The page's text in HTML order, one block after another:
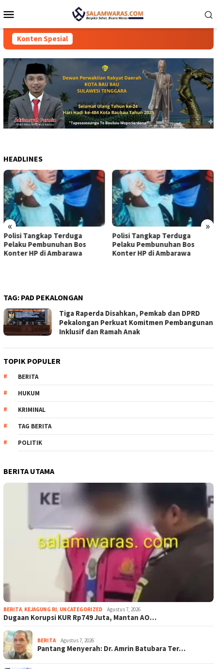
ke
Mobile
Konten Spesial
HEADLINES
« »
Terduga
Pembunuhan Bos
HP di Ambarawa
Polisi Tangkap Terduga
Pelaku Pembunuhan Bos
Konter HP di Ambarawa
TAG: PAD PEKALONGAN
Tiga Raperda Disahkan, Pemkab dan DPRD
Pekalongan Perkuat Komitmen Pembangunan
Inklusif dan Ramah Anak
TOPIK POPULER
BERITA
HUKUM
KRIMINAL
TAG BERITA
POLITIK
BERITA UTAMA
BERITA, KEJAGUNG RI, UNCATEGORIZED Agustus 7, 2026
Dugaan Korupsi KUR Rp749 Juta, Mantan AO…
BERITA Agustus 7, 2026
Pantang Menyerah: Dr. Amrin Batubara Ter…